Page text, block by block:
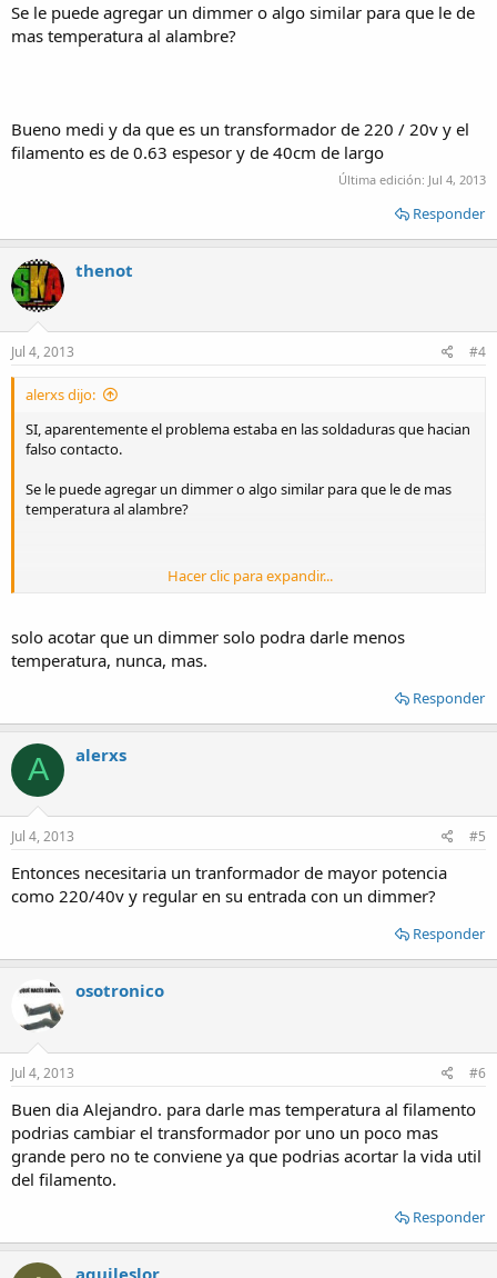
Se le puede agregar un dimmer o algo similar para que le de
mas temperatura al alambre?
Bueno medi y da que es un transformador de 220 / 20v y el
filamento es de 0.63 espesor y de 40cm de largo
Última edición: Jul 4, 2013
Responder
thenot
Jul 4, 2013 #4
alerxs dijo:
SI, aparentemente el problema estaba en las soldaduras que hacian
falso contacto.
Se le puede agregar un dimmer o algo similar para que le de mas
temperatura al alambre?
Bueno medi y da que es un transformador de 220 / 20v y el
Hacer clic para expandir...
solo acotar que un dimmer solo podra darle menos
temperatura, nunca, mas.
Responder
A alerxs
Jul 4, 2013 #5
Entonces necesitaria un tranformador de mayor potencia
como 220/40v y regular en su entrada con un dimmer?
Responder
osotronico
Jul 4, 2013 #6
Buen dia Alejandro. para darle mas temperatura al filamento
podrias cambiar el transformador por uno un poco mas
grande pero no te conviene ya que podrias acortar la vida util
del filamento.
Responder
aquileslor